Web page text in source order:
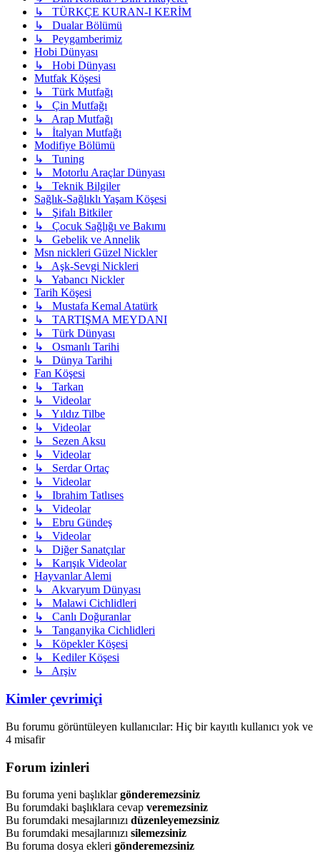
↳ TÜRKÇE KURAN-I KERİM
↳ Dualar Bölümü
↳ Peygamberimiz
Hobi Dünyası
↳ Hobi Dünyası
Mutfak Köşesi
↳ Türk Mutfağı
↳ Çin Mutfağı
↳ Arap Mutfağı
↳ İtalyan Mutfağı
Modifiye Bölümü
↳ Tuning
↳ Motorlu Araçlar Dünyası
↳ Teknik Bilgiler
Sağlık-Sağlıklı Yaşam Köşesi
↳ Şifalı Bitkiler
↳ Çocuk Sağlığı ve Bakımı
↳ Gebelik ve Annelik
Msn nickleri Güzel Nickler
↳ Aşk-Sevgi Nickleri
↳ Yabancı Nickler
Tarih Köşesi
↳ Mustafa Kemal Atatürk
↳ TARTIŞMA MEYDANI
↳ Türk Dünyası
↳ Osmanlı Tarihi
↳ Dünya Tarihi
Fan Köşesi
↳ Tarkan
↳ Videolar
↳ Yıldız Tilbe
↳ Videolar
↳ Sezen Aksu
↳ Videolar
↳ Serdar Ortaç
↳ Videolar
↳ Ibrahim Tatlıses
↳ Videolar
↳ Ebru Gündeş
↳ Videolar
↳ Diğer Sanatçılar
↳ Karışık Videolar
Hayvanlar Alemi
↳ Akvaryum Dünyası
↳ Malawi Cichlidleri
↳ Canlı Doğuranlar
↳ Tanganyika Cichlidleri
↳ Köpekler Köşesi
↳ Kediler Köşesi
↳ Arşiv
Kimler çevrimiçi
Bu forumu görüntüleyen kullanıcılar: Hiç bir kayıtlı kullanıcı yok ve
4 misafir
Forum izinleri
Bu foruma yeni başlıklargönderemezsiniz
Bu forumdaki başlıklara cevap veremezsiniz
Bu forumdaki mesajlarınızı düzenleyemezsiniz
Bu forumdaki mesajlarınızı silemezsiniz
Bu foruma dosya ekleri gönderemezsiniz